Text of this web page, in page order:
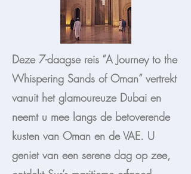
Deze 7-daagse reis “A Journey to the
Whispering Sands of Oman” vertrekt
vanuit het glamoureuze Dubai en
neemt u mee langs de betoverende
kusten van Oman en de VAE. U
geniet van een serene dag op zee,